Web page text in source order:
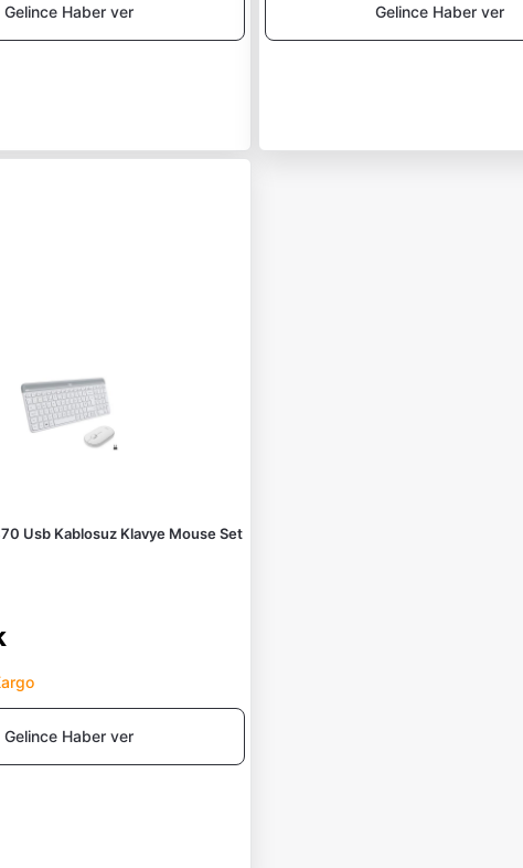
Gelince Haber ver Gelince Haber ver
Usb Kablosuz Klavye Mouse Set
Gelince Haber ver